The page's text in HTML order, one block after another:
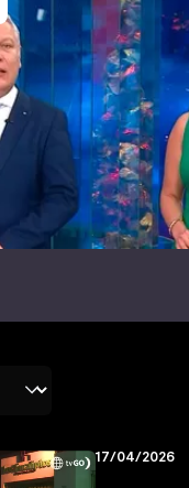
17/04/2026